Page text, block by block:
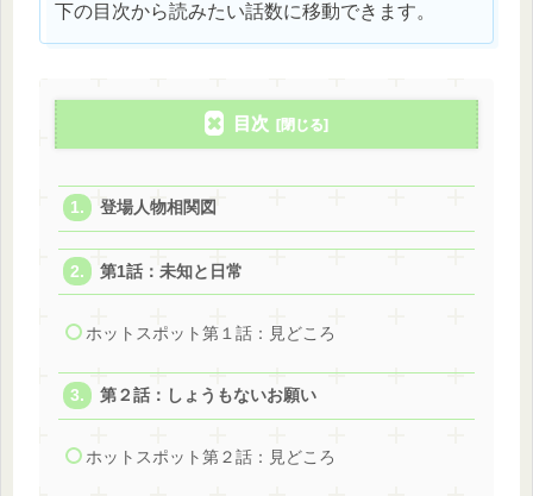
下の目次から読みたい話数に移動できます。
目次
登場人物相関図
第1話：未知と日常
ホットスポット第１話：見どころ
第２話：しょうもないお願い
ホットスポット第２話：見どころ